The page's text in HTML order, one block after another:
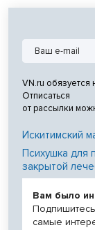
VN.ru обязуется
Отписаться
от рассылки
Искитимский
Психушка для
закрытой
Вам было
самые